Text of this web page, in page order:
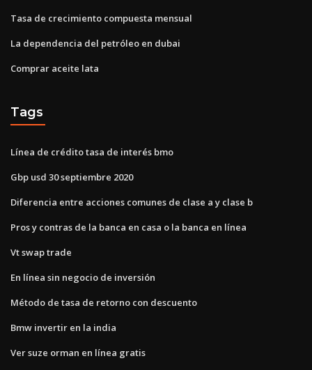
Tasa de crecimiento compuesta mensual
La dependencia del petróleo en dubai
Comprar aceite lata
Tags
Línea de crédito tasa de interés bmo
Gbp usd 30 septiembre 2020
Diferencia entre acciones comunes de clase a y clase b
Pros y contras de la banca en casa o la banca en línea
Vt swap trade
En línea sin negocio de inversión
Método de tasa de retorno con descuento
Bmw invertir en la india
Ver suze orman en línea gratis